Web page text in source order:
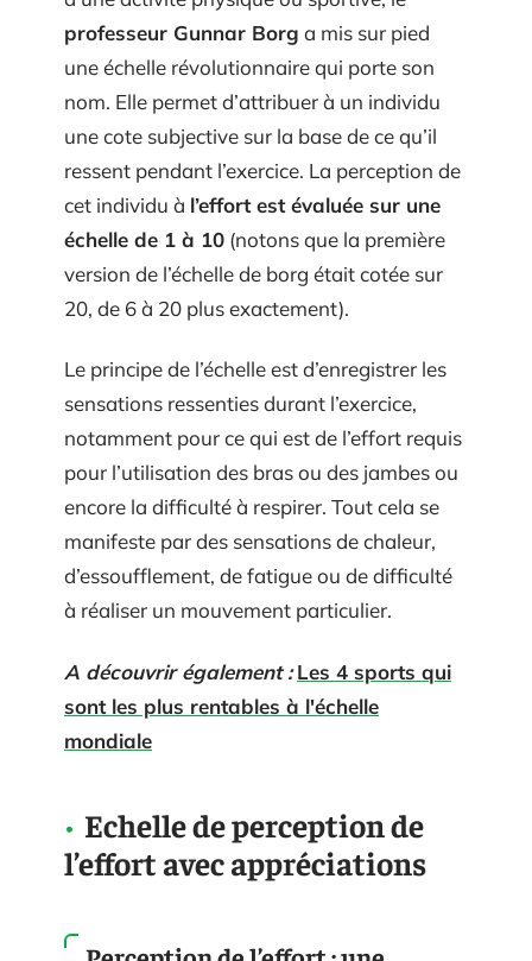
professeur Gunnar Borg a mis sur pied
une échelle révolutionnaire qui porte son
nom. Elle permet d’attribuer à un individu
une cote subjective sur la base de ce qu’il
ressent pendant l’exercice. La perception de
cet individu à l’effort est évaluée sur une
échelle de 1 à 10 (notons que la première
version de l’échelle de borg était cotée sur
20, de 6 à 20 plus exactement).
Le principe de l’échelle est d’enregistrer les
sensations ressenties durant l’exercice,
notamment pour ce qui est de l’effort requis
pour l’utilisation des bras ou des jambes ou
encore la difficulté à respirer. Tout cela se
manifeste par des sensations de chaleur,
d’essoufflement, de fatigue ou de difficulté
à réaliser un mouvement particulier.
A découvrir également : Les 4 sports qui
sont les plus rentables à l'échelle
mondiale
Echelle de perception de
l’effort avec appréciations